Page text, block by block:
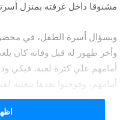
مشنوقا داخل غرفته بمنزل
وبسؤال أسرة الطفل، في محضر
وأخر ظهور له قبل وفاته كان
أمامهم علي كثرة لعبه، فبكي
أمامهم، وفوجئوا بعدها بتغيبه
مشنوقا.